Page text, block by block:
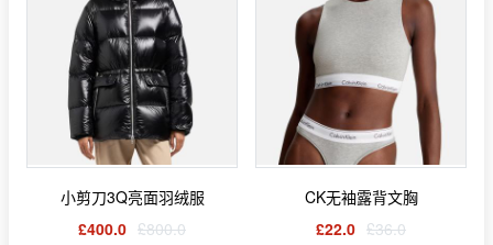
小剪刀3Q亮面羽绒服
£400.0 £800.0
CK无袖露背文胸
£22.0 £36.0